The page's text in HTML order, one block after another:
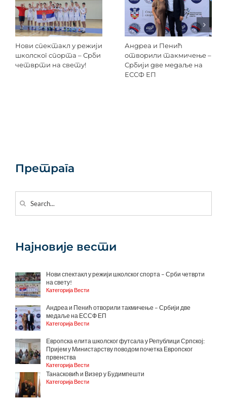
Нови спектакл у режији
школског спорта – Срби
четврти на свету!
Андреа и Пенић
отворили такмичење –
Србији две медаље на
ЕССФ ЕП
Претрага
for:
Најновије вести
Нови спектакл у режији школског спорта – Срби четврти
на свету!
Категорија Вести
Андреа и Пенић отворили такмичење – Србији две
медаље на ЕССФ ЕП
Категорија Вести
Европска елита школског футсала у Републици Српској:
Пријем у Министарству поводом почетка Европског
првенства
Категорија Вести
Танасковић и Визер у Будимпешти
Категорија Вести